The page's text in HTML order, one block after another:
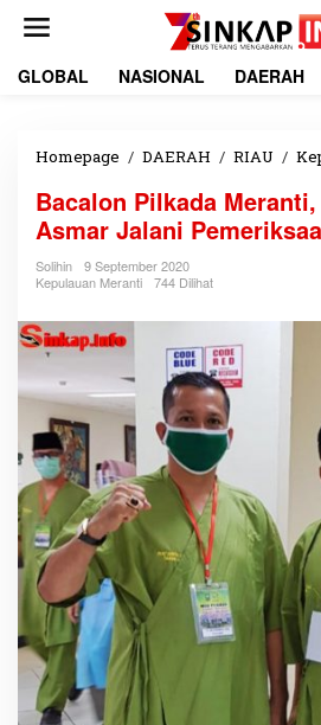
GLOBAL NASIONAL DAERAH
Homepage / DAERAH / RIAU /
Bacalon Pilkada
Asmar Jalani
Solihin
9 September 2020
Kepulauan Meranti
744 Dilihat